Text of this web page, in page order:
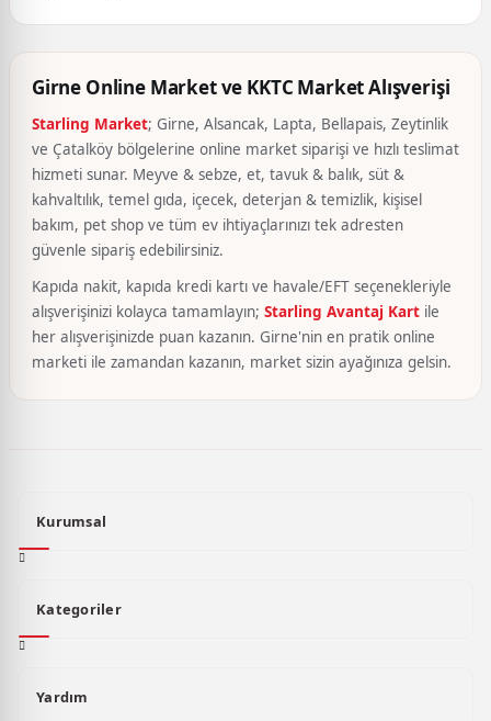
Girne Online Market ve KKTC Market Alışverişi
Starling Market; Girne, Alsancak, Lapta, Bellapais, Zeytinlik
ve Çatalköy bölgelerine online market siparişi ve hızlı teslimat
hizmeti sunar. Meyve & sebze, et, tavuk & balık, süt &
kahvaltılık, temel gıda, içecek, deterjan & temizlik, kişisel
bakım, pet shop ve tüm ev ihtiyaçlarınızı tek adresten
güvenle sipariş edebilirsiniz.
Kapıda nakit, kapıda kredi kartı ve havale/EFT seçenekleriyle
alışverişinizi kolayca tamamlayın; Starling Avantaj Kart ile
her alışverişinizde puan kazanın. Girne'nin en pratik online
marketi ile zamandan kazanın, market sizin ayağınıza gelsin.
Kurumsal
Kategoriler
Yardım